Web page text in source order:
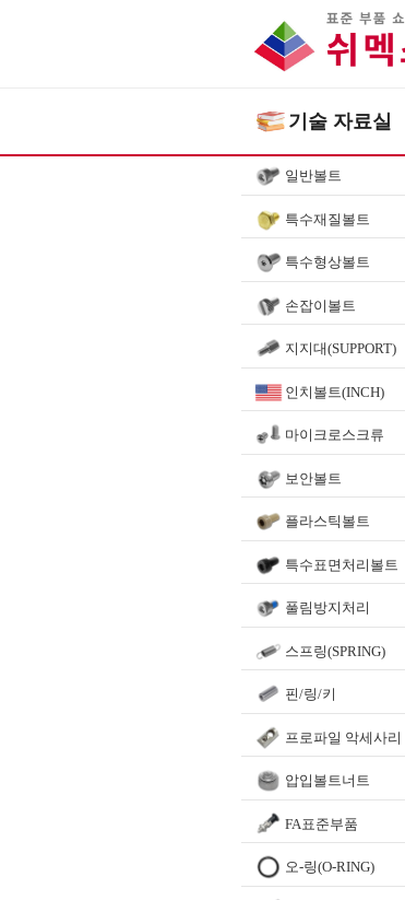
기술 자료실
일반볼트
특수재질볼트
특수형상볼트
손잡이볼트
지지대(SUPPORT)
인치볼트(INCH)
마이크로스크류
보안볼트
플라스틱볼트
특수표면처리볼트
풀림방지처리
스프링(SPRING)
핀/링/키
프로파일 악세사리
압입볼트너트
FA표준부품
오-링(O-RING)